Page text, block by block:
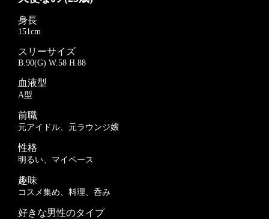
身長
151cm
スリーサイズ
B.90(G) W.58 H.88
血液型
A型
前職
元アイドル、元ラウンジ嬢
性格
明るい、マイペース
趣味
コスメ集め、料理、呑み
好きな男性のタイプ